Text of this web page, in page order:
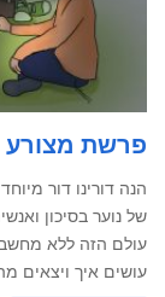
פרשת מצורע
הנה דורינו דור
של נוער בסיכון
עולם הזה ללא
עושים איך ויצאים